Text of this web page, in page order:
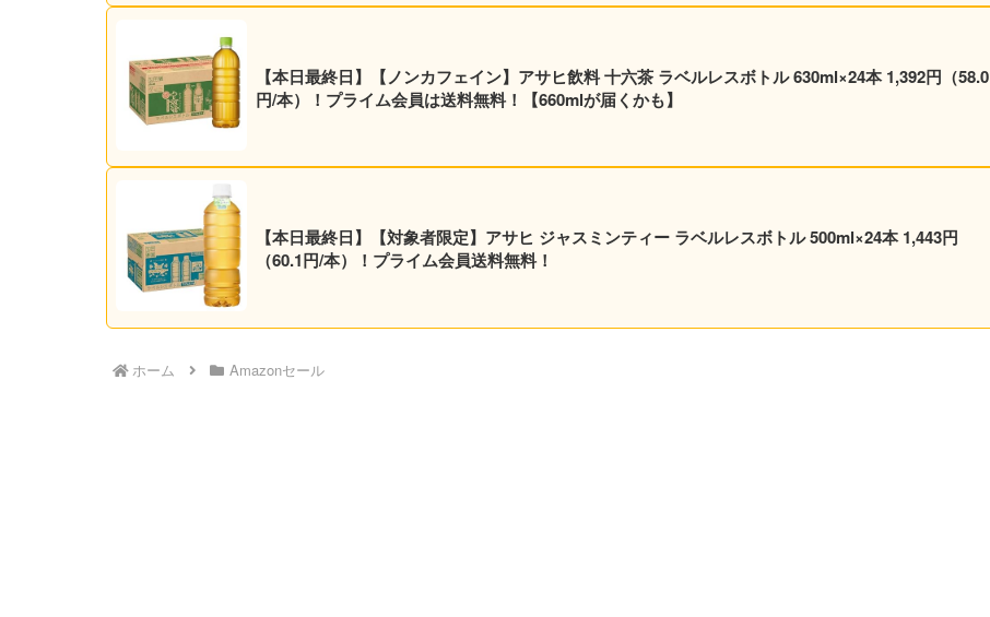
【本日最終日】【ノンカフェイン】アサヒ飲料 十六茶 ラベルレスボトル 630ml×24本 1,392円（58.0
円/本）！プライム会員は送料無料！【660mlが届くかも】
【本日最終日】【対象者限定】アサヒ ジャスミンティー ラベルレスボトル 500ml×24本 1,443円
（60.1円/本）！プライム会員送料無料！
ホーム Amazonセール